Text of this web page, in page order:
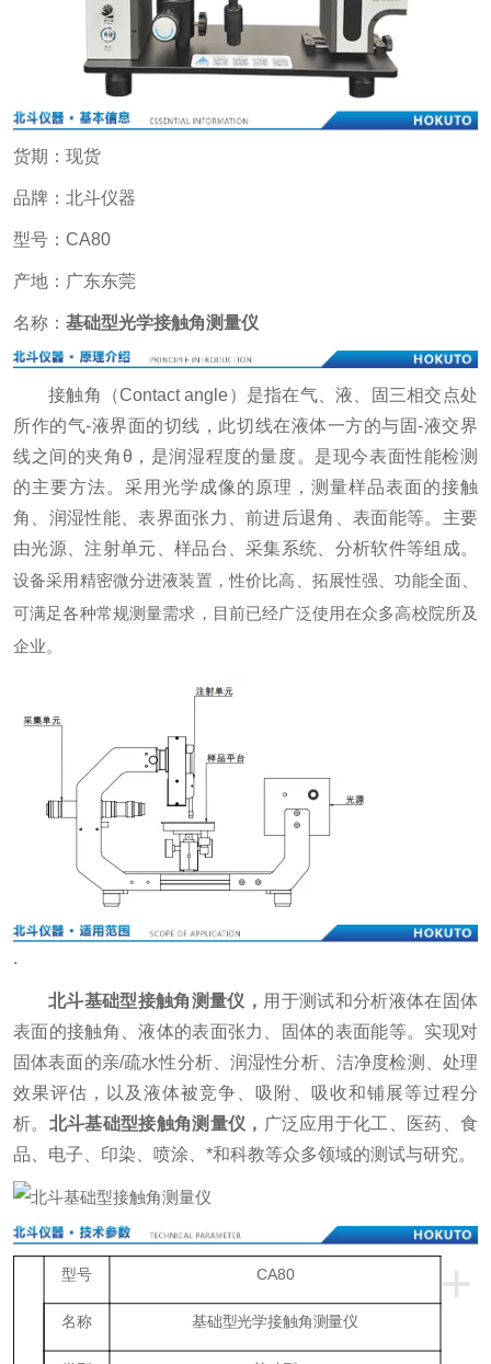
货期：现货
品牌：北斗仪器
型号：CA80
产地：广东东莞
名称： 基础型光学接触角测量仪
接触角（Contact angle）是指在气、液、固三相交点处
所作的气-液界面的切线，此切线在液体一方的与固-液交界
线之间的夹角θ，是润湿程度的量度。是现今表面性能检测
的主要方法。采用光学成像的原理，测量样品表面的接触
角、润湿性能、表界面张力、前进后退角、表面能等。主要
由光源、注射单元、样品台、采集系统、分析软件等组成。
设备采用精密微分进液装置，性价比高、拓展性强、功能全面、
可满足各种常规测量需求，目前已经广泛使用在众多高校院所及
企业。
.
北斗基础型接触角测量仪 ， 用于测试和分析液体在固体
表面的接触角、液体的表面张力、固体的表面能等。实现对
固体表面的亲/疏水性分析、润湿性分析、洁净度检测、处理
效果评估，以及液体被竞争、吸附、吸收和铺展等过程分
析。 北斗基础型接触角测量仪 ， 广泛应用于化工、医药、食
品、电子、印染、喷涂、*和科教等众多领域的测试与研究。
+
型号 CA80
名称 基础型光学接触角测量仪